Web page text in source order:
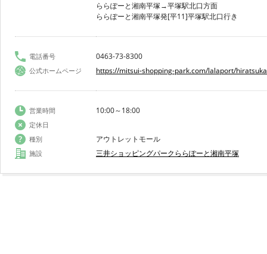
ららぽーと湘南平塚→平塚駅北口方面
ららぽーと湘南平塚発[平11]平塚駅北口行き
電話番号 0463-73-8300
公式ホームページ https://mitsui-shopping-park.com/lalaport/
営業時間 10:00～18:00
定休日
種別
アウトレットモール
施設 三井ショッピングパークららぽーと湘南平塚